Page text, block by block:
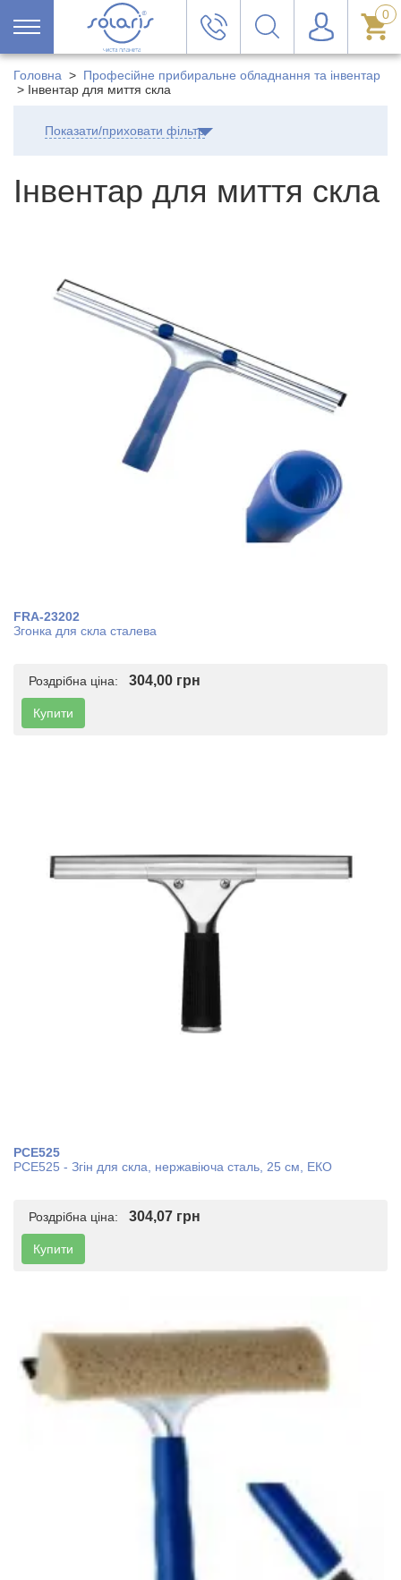
0
Головна > Професійне прибиральне обладнання та інвентар
> Інвентар для миття скла
Показати/приховати фільтр
Інвентар для миття скла
FRA-23202
Згонка для скла сталева
Роздрібна ціна: 304,00 грн
Купити
PCE525
PCE525 - Згін для скла, нержавіюча сталь, 25 см, ЕКО
Роздрібна ціна: 304,07 грн
Купити